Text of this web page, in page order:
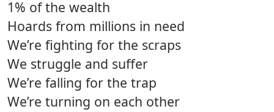
1% of the wealth
Hoards from millions in need
We’re fighting for the scraps
We struggle and suffer
We’re falling for the trap
We’re turning on each other